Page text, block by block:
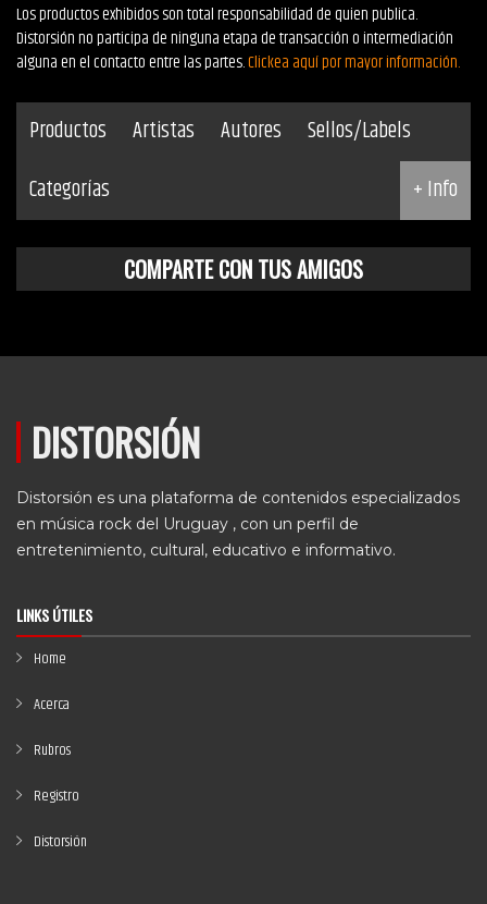
Los productos exhibidos son total responsabilidad de quien publica.
Distorsión no participa de ninguna etapa de transacción o intermediación
alguna en el contacto entre las partes.Clickea aquí por mayor información.
Productos Artistas Autores
Sellos/Labels
Categorías
+ Info
COMPARTE CON TUS AMIGOS
DISTORSIÓN
Distorsión es una plataforma de contenidos especializados
en música rock del Uruguay , con un perfil de
entretenimiento, cultural, educativo e informativo.
LINKS ÚTILES
Home
Acerca
Rubros
Registro
Distorsión